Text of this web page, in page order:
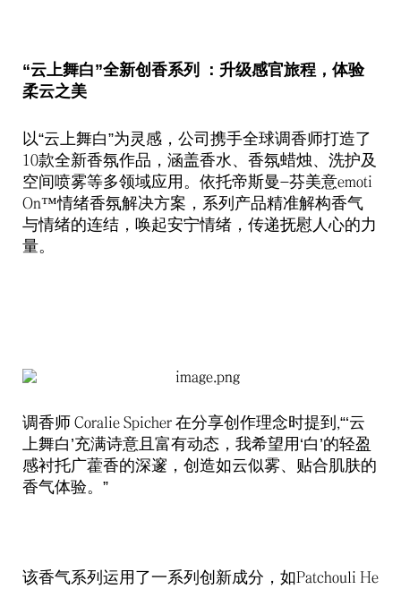
“云上舞白”全新创香系列
：升级感官旅程，体验
柔云之美
以“云上舞白”为灵感，公司携手全球调香师打造了
10款全新香氛作品，涵盖香水、香氛蜡烛、洗护及
空间喷雾等多领域应用。依托帝斯曼-芬美意emoti
On™情绪香氛解决方案，系列产品精准解构香气
与情绪的连结，唤起安宁情绪，传递抚慰人心的力
量。
调香师Coralie Spicher 在分享创作理念时提到 ,“‘云
上舞白’充满诗意且富有动态，我希望用‘白’的轻盈
感衬托广藿香的深邃，创造如云似雾、贴合肌肤的
香气体验。”
该香气系列运用了一系列创新成分，如Patchouli He